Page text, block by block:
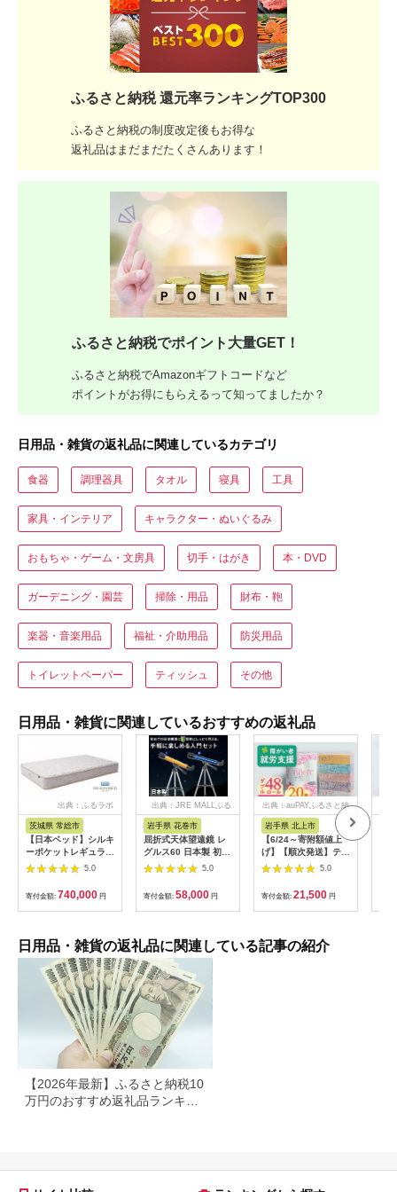
ふるさと納税 還元率ランキングTOP300
ふるさと納税の制度改定後もお得な
返礼品はまだまだたくさんあります！
ふるさと納税でポイント大量GET！
ふるさと納税でAmazonギフトコードなど
ポイントがお得にもらえるって知ってましたか？
日用品・雑貨の返礼品に関連しているカテゴリ
食器 調理器具 タオル 寝具 工具
家具・インテリア キャラクター・ぬいぐるみ
おもちゃ・ゲーム・文房具 切手・はがき 本・DVD
ガーデニング・園芸 掃除・用品 財布・鞄
楽器・音楽用品 福祉・介助用品 防災用品
トイレットペーパー ティッシュ その他
日用品・雑貨に関連しているおすすめの返礼品
出典：ふるラボ
茨城県 常総市
【日本ベッド】シルキ
ーポケットレギュラー
11334 シングル 日本
ベッド シルキーポケ
ットレギュラー シン
グル 通気性 ロングセ
ラー 放湿性 ※沖縄
5.0
寄付金額: 740,000 円
出典：JRE MALLふる
さと納税
岩手県 花巻市
屈折式天体望遠鏡 レ
グルス60 日本製 初心
者用 スマホ撮影 (カラ
ー：オレンジ）
【1835-2】
5.0
寄付金額: 58,000 円
出典：auPAYふるさと納
岩手県 北上市
【6/24～寄附額値上
げ】【順次発送】ティ
ッシュペーパー 20箱
＆ トイレットロール
(ダブル) 48個 福祉施
設支援 日用品 常備品
備蓄品 box ちり紙 テ
ィッシュ パルプ
100％ 無香料 1箱
5.0
寄付金額: 21,500 円
日用品・雑貨の返礼品に関連している記事の紹介
【2026年最新】ふるさと納税10
万円のおすすめ返礼品ランキン